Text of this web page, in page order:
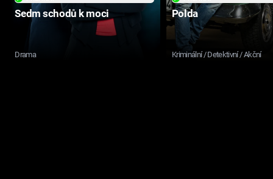
Sedm schodů k moci
Drama
Polda
Kriminální / Detektivní / Akční